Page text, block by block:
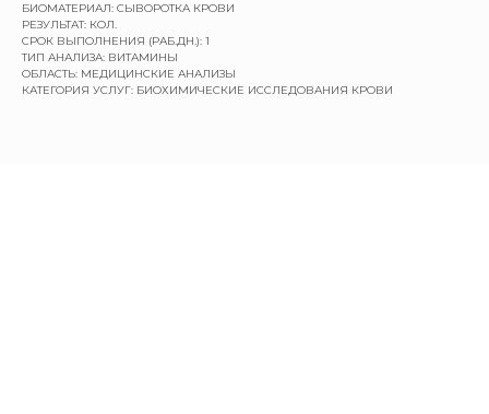
БИОМАТЕРИАЛ: СЫВОРОТКА КРОВИ
РЕЗУЛЬТАТ: КОЛ.
СРОК ВЫПОЛНЕНИЯ (РАБ.ДН.): 1
ТИП АНАЛИЗА: ВИТАМИНЫ
ОБЛАСТЬ: МЕДИЦИНСКИЕ АНАЛИЗЫ
КАТЕГОРИЯ УСЛУГ: БИОХИМИЧЕСКИЕ ИССЛЕДОВАНИЯ КРОВИ